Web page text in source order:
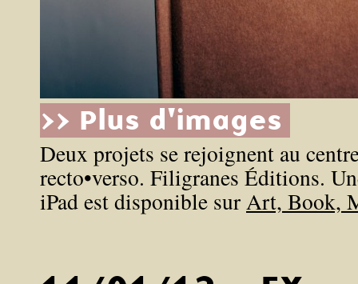
>> Plus d'images
Deux projets se rejoignent au
recto•verso. Filigranes Éditions.
iPad est disponible surArt, Book,